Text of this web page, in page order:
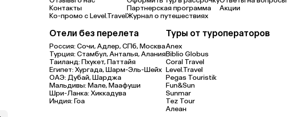
Контакты
Ко-промо с Level.Travel
Партнерская программа
Журнал о путешествиях
Акции
Отели без перелета
Россия:Сочи,Адлер,СПб,Москва
Турция:Стамбул,Анталья,Алания
Таиланд:Пхукет,Паттайя
Египет:Хургада,Шарм-Эль-Шейх
ОАЭ:Дубай,Шарджа
Мальдивы:Мале,Маафуши
Шри-Ланка:Хиккадува
Индия:Гоа
Туры от туроператоров
Anex
Biblio Globus
Coral Travel
Level.Travel
Pegas Touristik
Fun&Sun
Sunmar
Tez Tour
Алеан